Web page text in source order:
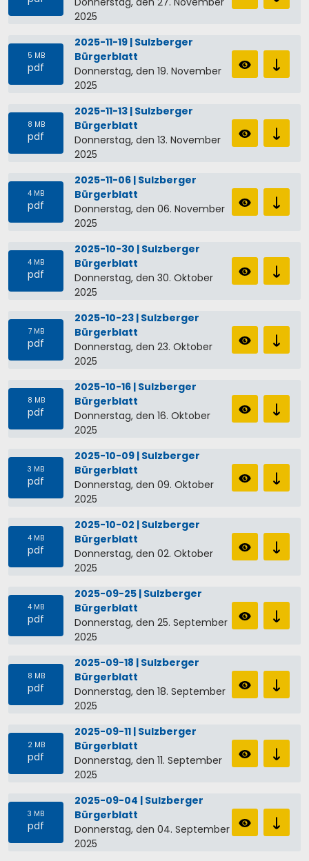
2025
5 MB
pdf
2025-11-19 | Sulzberger
Bürgerblatt
Donnerstag, den 19. November
2025
8 MB
pdf
2025-11-13 | Sulzberger
Bürgerblatt
Donnerstag, den 13. November
2025
4 MB
pdf
2025-11-06 | Sulzberger
Bürgerblatt
Donnerstag, den 06. November
2025
4 MB
pdf
2025-10-30 | Sulzberger
Bürgerblatt
Donnerstag, den 30. Oktober
2025
7 MB
pdf
2025-10-23 | Sulzberger
Bürgerblatt
Donnerstag, den 23. Oktober
2025
8 MB
pdf
2025-10-16 | Sulzberger
Bürgerblatt
Donnerstag, den 16. Oktober
2025
3 MB
pdf
2025-10-09 | Sulzberger
Bürgerblatt
Donnerstag, den 09. Oktober
2025
4 MB
pdf
2025-10-02 | Sulzberger
Bürgerblatt
Donnerstag, den 02. Oktober
2025
4 MB
pdf
2025-09-25 | Sulzberger
Bürgerblatt
Donnerstag, den 25. September
2025
8 MB
pdf
2025-09-18 | Sulzberger
Bürgerblatt
Donnerstag, den 18. September
2025
2 MB
pdf
2025-09-11 | Sulzberger
Bürgerblatt
Donnerstag, den 11. September
2025
3 MB
pdf
2025-09-04 | Sulzberger
Bürgerblatt
Donnerstag, den 04. September
2025